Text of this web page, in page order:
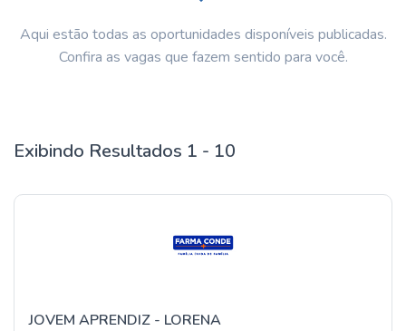
Aqui estão todas as oportunidades disponíveis publicadas.
Confira as vagas que fazem sentido para você.
Exibindo Resultados 1 - 10
JOVEM APRENDIZ - LORENA